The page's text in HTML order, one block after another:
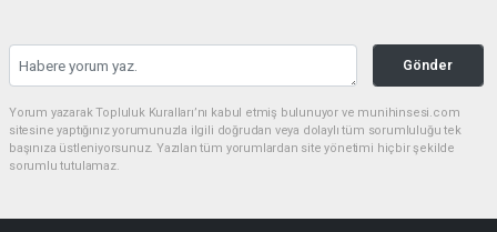
Gönder
Yorum yazarak Topluluk Kuralları’nı kabul etmiş bulunuyor ve munihinsesi.com
sitesine yaptığınız yorumunuzla ilgili doğrudan veya dolaylı tüm sorumluluğu tek
başınıza üstleniyorsunuz. Yazılan tüm yorumlardan site yönetimi hiçbir şekilde
sorumlu tutulamaz.